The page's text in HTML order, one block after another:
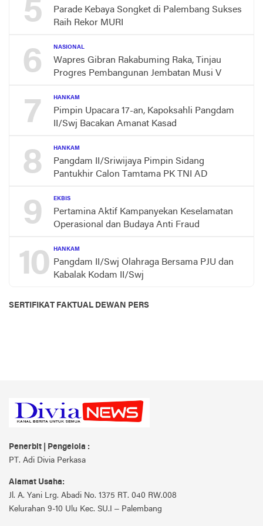
5
Parade Kebaya Songket di Palembang Sukses
Raih Rekor MURI
6 NASIONAL
Wapres Gibran Rakabuming Raka, Tinjau
Progres Pembangunan Jembatan Musi V
7 HANKAM
Pimpin Upacara 17-an, Kapoksahli Pangdam
II/Swj Bacakan Amanat Kasad
8 HANKAM
Pangdam II/Sriwijaya Pimpin Sidang
Pantukhir Calon Tamtama PK TNI AD
9 EKBIS
Pertamina Aktif Kampanyekan Keselamatan
Operasional dan Budaya Anti Fraud
10 HANKAM
Pangdam II/Swj Olahraga Bersama PJU dan
Kabalak Kodam II/Swj
SERTIFIKAT FAKTUAL DEWAN PERS
Penerbit | Pengelola :
PT. Adi Divia Perkasa
Alamat Usaha:
Jl. A. Yani Lrg. Abadi No. 1375 RT. 040 RW.008
Kelurahan 9-10 Ulu Kec. SU.I – Palembang